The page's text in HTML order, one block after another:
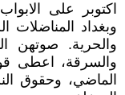
اكتوبر على
وبغداد المناضلات
والحرية. صوتهن
والسرقة، اعطى قوة
الماضي، وحقوق